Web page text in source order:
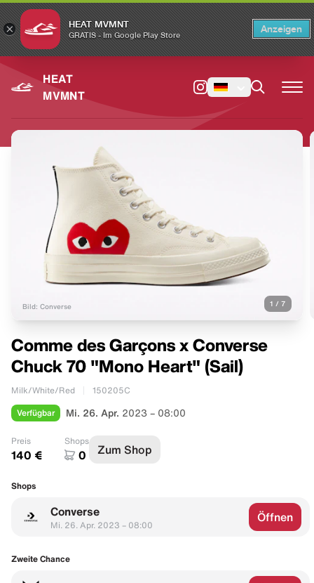
× HEAT MVMNT
GRATIS - Im Google Play Store
Anzeigen
HEAT
MVMNT
Bild: Converse 1 / 7
Comme des Garçons x Converse
Chuck 70 "Mono Heart" (Sail)
Milk/White/Red 150205C
Verfügbar Mi. 26. Apr. 2023 – 08:00
Preis
140 €
Shops
0 Zum Shop
Shops
Converse
Mi. 26. Apr. 2023 – 08:00
Öffnen
Zweite Chance
Switch to the English version? Switch ×